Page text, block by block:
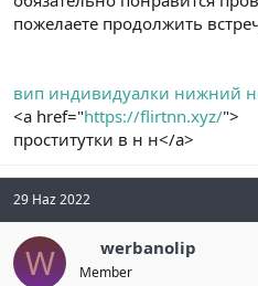
пожелаете продолжить
вип индивидуалки нижний
<a href="https://flirtnn.xyz/">
проститутки в н н</a>
29 Haz 2022
W werbanolip
Member